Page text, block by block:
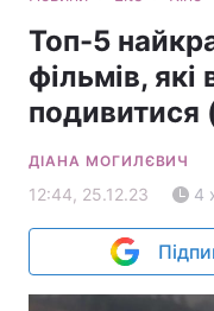
Топ-5
фільмів, які
подивитися
ДІАНА МОГИЛЄВИЧ
12:44, 25.12.23 4